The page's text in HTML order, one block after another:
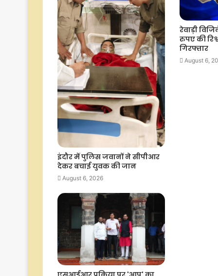
इंदौर में पुलिस जवानों ने सीपीआर
देकर बचाई युवक की जान
August 6, 2026
रेवाड़ी
रुपए की
गिरफ्तार
August 6,